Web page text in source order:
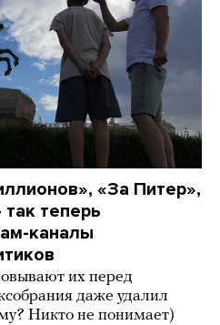
«За Питер»,
теперь
каналы
их перед
даже удалил
Никто не понимает)